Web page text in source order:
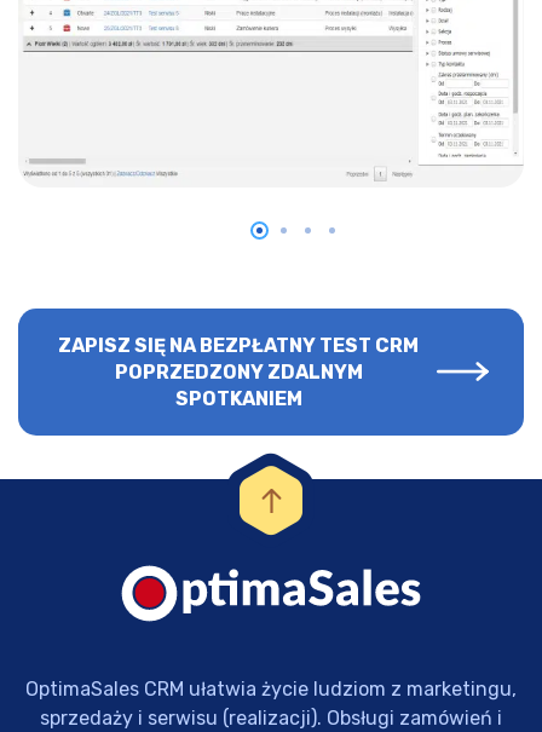
ZAPISZ SIĘ NA BEZPŁATNY TEST CRM
POPRZEDZONY ZDALNYM
SPOTKANIEM
OptimaSales CRM ułatwia życie ludziom z marketingu,
sprzedaży i serwisu (realizacji). Obsługi zamówień i